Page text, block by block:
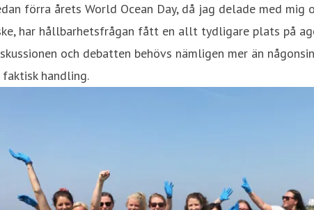
förra årets World Ocean Day, då jag delade med
har hållbarhetsfrågan fått en allt tydligare plats på
och debatten behövs nämligen mer än
faktisk handling.